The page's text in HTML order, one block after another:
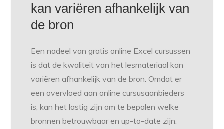
kan variëren afhankelijk van
de bron
Een nadeel van gratis online Excel cursussen
is dat de kwaliteit van het lesmateriaal kan
variëren afhankelijk van de bron. Omdat er
een overvloed aan online cursusaanbieders
is, kan het lastig zijn om te bepalen welke
bronnen betrouwbaar en up-to-date zijn.